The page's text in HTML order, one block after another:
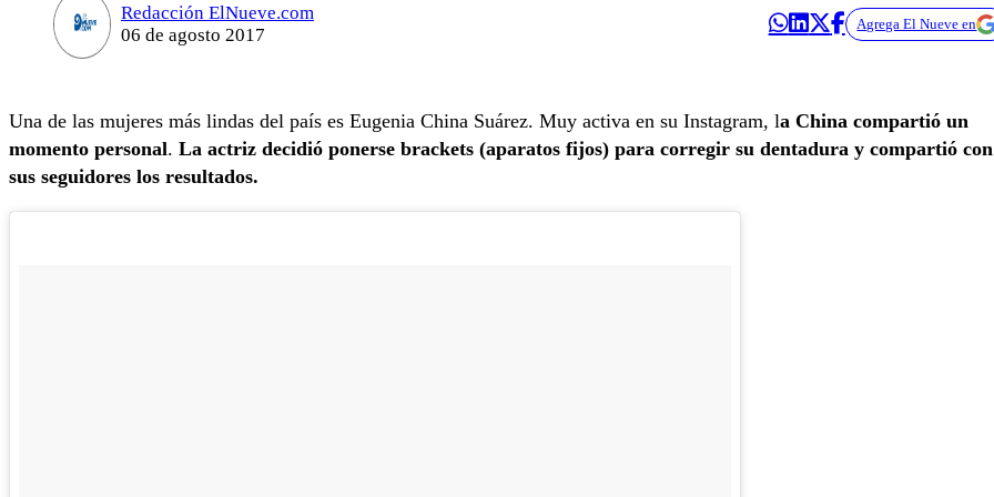
Redacción ElNueve.com
06 de agosto 2017
Agrega El Nueve en
Una de las mujeres más lindas del país es Eugenia China Suárez. Muy activa en su Instagram, la China compartió un
momento personal. La actriz decidió ponerse brackets (aparatos fijos) para corregir su dentadura y compartió con
sus seguidores los resultados.